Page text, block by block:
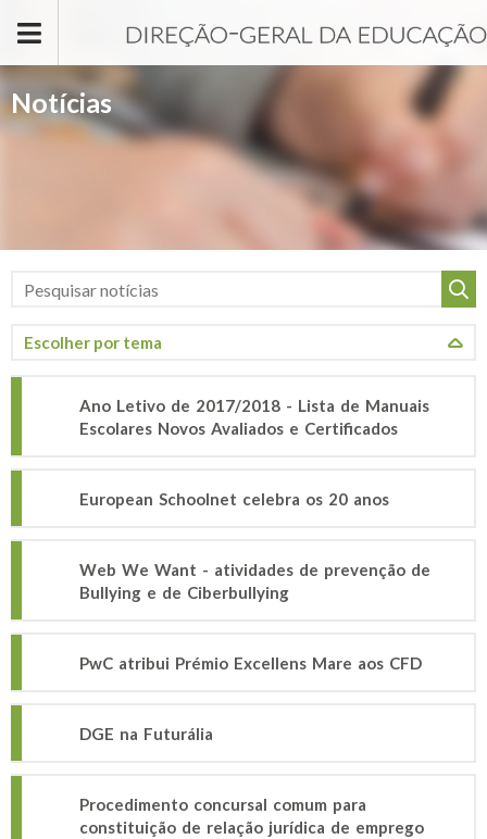
Notícias
Ano Letivo de 2017/2018 - Lista de Manuais
Escolares Novos Avaliados e Certificados
European Schoolnet celebra os 20 anos
Web We Want - atividades de prevenção de
Bullying e de Ciberbullying
PwC atribui Prémio Excellens Mare aos CFD
DGE na Futurália
Procedimento concursal comum para
constituição de relação jurídica de emprego